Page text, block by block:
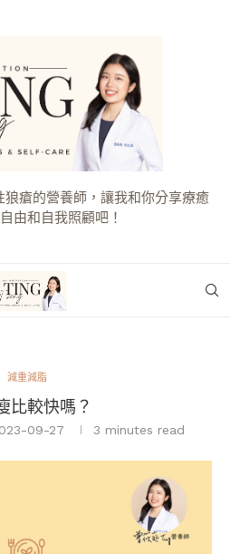
狼瘡的營養師，讓我和你分享療癒
由和自我照顧吧！
減重減脂
比較快嗎？
09-27 3 minutes read